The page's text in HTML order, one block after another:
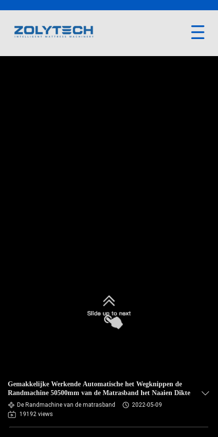
Gemakkelijke Werkende Automatische het Wegknippen de
Randmachine 50500mm van de Matrasband het Naaien Dikte
De Randmachine van de matrasband
2022-05-09
19192 views